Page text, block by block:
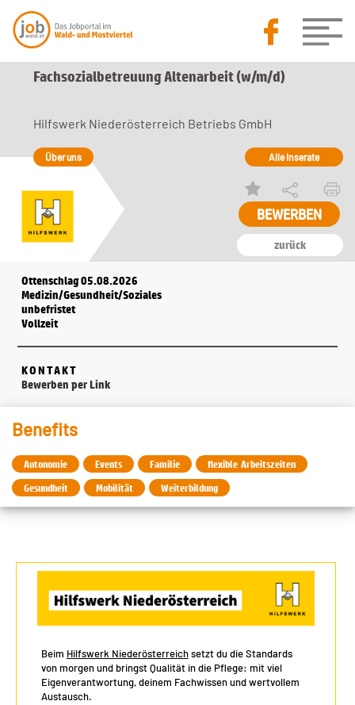
Fachsozialbetreuung Altenarbeit (w/m/d)
zurück
Hilfswerk Niederösterreich Betriebs GmbH
Über uns Alle Inserate
Ottenschlag 05.08.2026
Medizin/Gesundheit/Soziales
unbefristet
Vollzeit
KONTAKT
Bewerben per Link
Benefits
Autonomie Events Familie
flexible Arbeitszeiten
Gesundheit
Mobilität Weiterbildung
Beim Hilfswerk Niederösterreichsetzt du die Standards
von morgen und bringst Qualität in die Pflege: mit viel
Eigenverantwortung, deinem Fachwissen und wertvollem
Austausch.